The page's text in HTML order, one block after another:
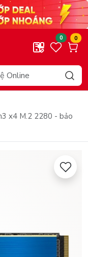
0 0
x4 M.2 2280 - bảo